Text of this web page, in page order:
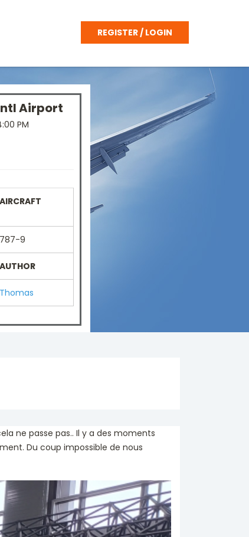
REGISTER / LOGIN
Airport
PM
AIRCRAFT
787-9
AUTHOR
Thomas
ne passe pas.. Il y a des moments
Du coup impossible de nous